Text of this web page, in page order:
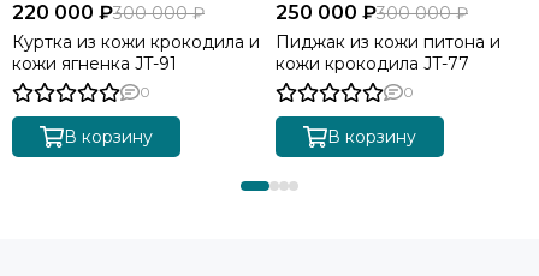
220 000 ₽300 000 ₽
Куртка из кожи крокодила и
кожи ягненка JT-91
0
В корзину
250 000 ₽300 000 ₽
Пиджак из кожи питона и
кожи крокодила JT-77
0
В корзину